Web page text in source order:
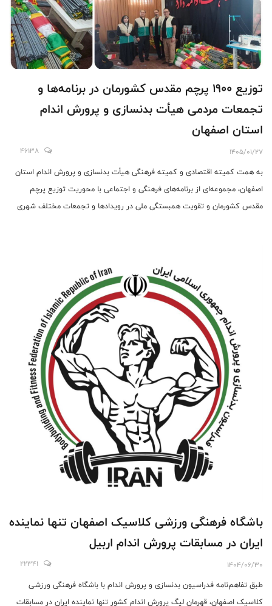
توزیع ۱۹۰۰ پرچم مقدس کشورمان در برنامه‌ها و
تجمعات مردمی هیأت بدنسازی و پرورش اندام
استان اصفهان
1405/01/27
46138
به همت کمیته اقتصادی و کمیته فرهنگی هیأت بدنسازی و پرورش اندام استان
اصفهان، مجموعه‌ای از برنامه‌های فرهنگی و اجتماعی با محوریت توزیع پرچم
مقدس کشورمان و تقویت همبستگی ملی در رویدادها و تجمعات مختلف شهری
باشگاه فرهنگی ورزشی کلاسیک اصفهان تنها نماینده
ایران در مسابقات پرورش اندام اربیل
1404/06/30
22341
طبق تفاهم‌نامه فدراسیون بدنسازی و پرورش اندام با باشگاه فرهنگی ورزشی
کلاسیک اصفهان، قهرمان لیگ پرورش اندام کشور تنها نماینده ایران در مسابقات